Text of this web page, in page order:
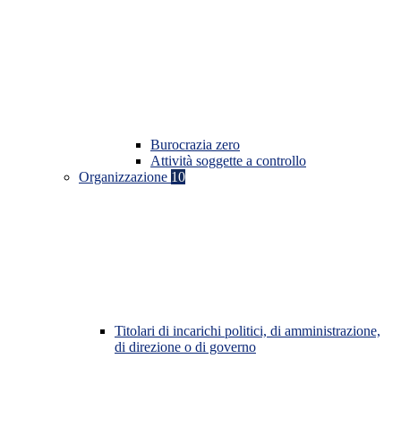
Burocrazia zero
Attività soggette a controllo
Organizzazione 10
Titolari di incarichi politici, di amministrazione,
di direzione o di governo